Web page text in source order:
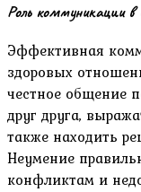
Роль коммуникации
Эффективная
здоровых
честное общение
друг друга,
также находить
Неумение
конфликтам и